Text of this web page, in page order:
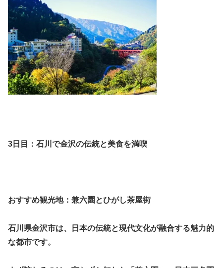
3日目：石川で金沢の伝統と美食を満喫
おすすめ観光地：兼六園とひがし茶屋街
石川県金沢市は、日本の伝統と現代文化が融合する魅力的
な都市です。